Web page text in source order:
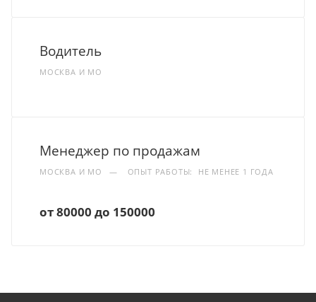
Водитель
МОСКВА И МО
Менеджер по продажам
МОСКВА И МО — ОПЫТ РАБОТЫ: НЕ МЕНЕЕ 1 ГОДА
от 80000 до 150000